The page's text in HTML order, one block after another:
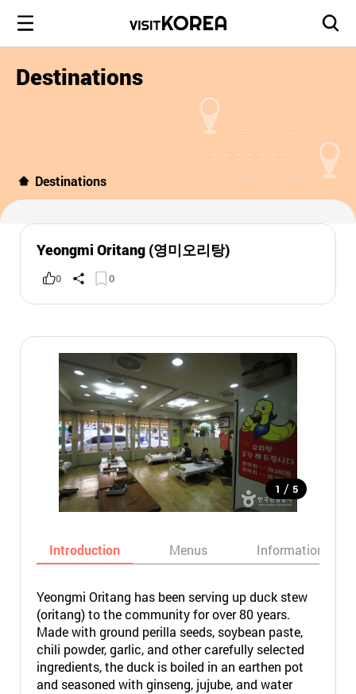
Destinations
Destinations
Yeongmi Oritang (영미오리탕)
0 0
1 / 5
Introduction Menus Informations
Yeongmi Oritang has been serving up duck stew
(oritang) to the community for over 80 years.
Made with ground perilla seeds, soybean paste,
chili powder, garlic, and other carefully selected
ingredients, the duck is boiled in an earthen pot
and seasoned with ginseng, jujube, and water